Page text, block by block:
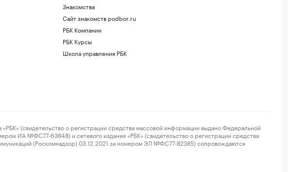
Знакомства
Сайт знакомств podbor.ru
РБК Компании
РБК Курсы
Школа управления РБК
(свидетельство о регистрации средства массовой информации выдано Федеральной
ИА №ФС77-63848) и сетевого издания «РБК» (свидетельство о регистрации средства
(Роскомнадзор) 03.12.2021 за номером ЭЛ №ФС77-82385) сопровождаются